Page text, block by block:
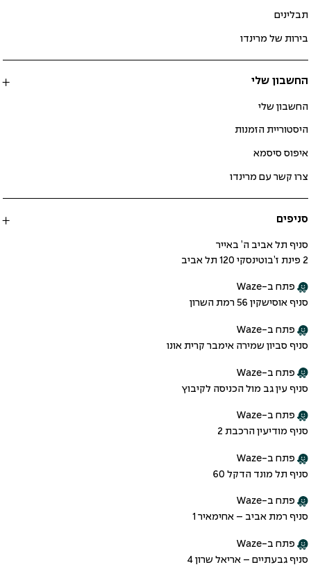
תבלינים
בירות של מרינדו
החשבון שלי
החשבון שלי
היסטוריית הזמנות
איפוס סיסמא
צרו קשר עם מרינדו
סניפים
סניף תל אביב ה’ באייר
2 פינת ז’בוטינסקי 120 תל אביב
פתח ב-Waze
סניף אוסישקין 56 רמת השרון
פתח ב-Waze
סניף סביון שמירה אימבר קרית אונו
פתח ב-Waze
סניף עין גב מול הכניסה לקיבוץ
פתח ב-Waze
סניף מודיעין הרכבת 2
פתח ב-Waze
סניף תל מונד הדקל 60
פתח ב-Waze
סניף רמת אביב – אחימאיר 1
פתח ב-Waze
סניף גבעתיים – אריאל שרון 4